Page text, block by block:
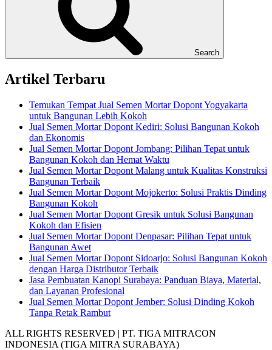
Search
Artikel Terbaru
Temukan Tempat Jual Semen Mortar Dopont Yogyakarta
untuk Bangunan Lebih Kokoh
Jual Semen Mortar Dopont Kediri: Solusi Bangunan Kokoh
dan Ekonomis
Jual Semen Mortar Dopont Jombang: Pilihan Tepat untuk
Bangunan Kokoh dan Hemat Waktu
Jual Semen Mortar Dopont Malang untuk Kualitas Konstruksi
Bangunan Terbaik
Jual Semen Mortar Dopont Mojokerto: Solusi Praktis Dinding
Bangunan Kokoh
Jual Semen Mortar Dopont Gresik untuk Solusi Bangunan
Kokoh dan Efisien
Jual Semen Mortar Dopont Denpasar: Pilihan Tepat untuk
Bangunan Awet
Jual Semen Mortar Dopont Sidoarjo: Solusi Bangunan Kokoh
dengan Harga Distributor Terbaik
Jasa Pembuatan Kanopi Surabaya: Panduan Biaya, Material,
dan Layanan Profesional
Jual Semen Mortar Dopont Jember: Solusi Dinding Kokoh
Tanpa Retak Rambut
ALL RIGHTS RESERVED | PT. TIGA MITRACON
INDONESIA (TIGA MITRA SURABAYA)